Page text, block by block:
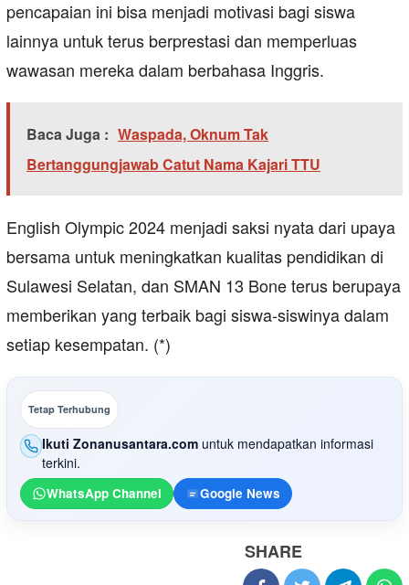
pencapaian ini bisa menjadi motivasi bagi siswa
lainnya untuk terus berprestasi dan memperluas
wawasan mereka dalam berbahasa Inggris.
Baca Juga : Waspada, Oknum Tak
Bertanggungjawab Catut Nama Kajari TTU
English Olympic 2024 menjadi saksi nyata dari upaya
bersama untuk meningkatkan kualitas pendidikan di
Sulawesi Selatan, dan SMAN 13 Bone terus berupaya
memberikan yang terbaik bagi siswa-siswinya dalam
setiap kesempatan. (*)
Tetap Terhubung
Ikuti Zonanusantara.com untuk mendapatkan informasi
terkini.
WhatsApp Channel Google News
SHARE